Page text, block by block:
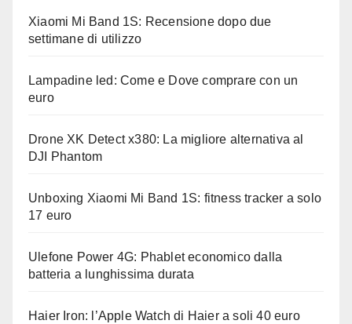
Xiaomi Mi Band 1S: Recensione dopo due
settimane di utilizzo
Lampadine led: Come e Dove comprare con un
euro
Drone XK Detect x380: La migliore alternativa al
DJI Phantom
Unboxing Xiaomi Mi Band 1S: fitness tracker a solo
17 euro
Ulefone Power 4G: Phablet economico dalla
batteria a lunghissima durata
Haier Iron: l’Apple Watch di Haier a soli 40 euro